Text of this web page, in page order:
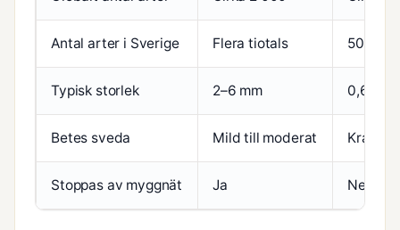
Antal arter i Sverige Flera tiotals 50–80
Typisk storlek 2–6 mm 0,6–5
Betes sveda Mild till moderat Kraftig,
Stoppas av myggnät Ja Nej,